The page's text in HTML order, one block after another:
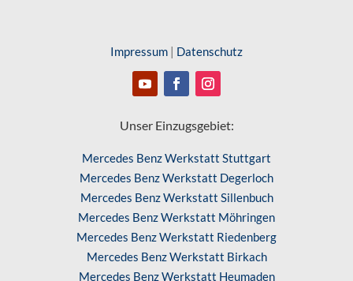
Impressum | Datenschutz
Unser Einzugsgebiet:
Mercedes Benz Werkstatt Stuttgart
Mercedes Benz Werkstatt Degerloch
Mercedes Benz Werkstatt Sillenbuch
Mercedes Benz Werkstatt Möhringen
Mercedes Benz Werkstatt Riedenberg
Mercedes Benz Werkstatt Birkach
Mercedes Benz Werkstatt Heumaden